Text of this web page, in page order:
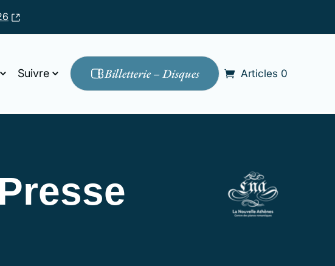
Suivre Billetterie – Disques Articles 0
Presse